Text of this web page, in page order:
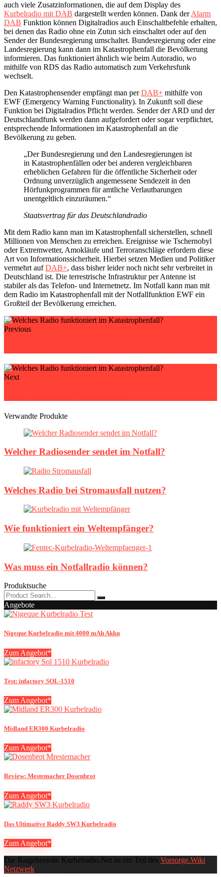
auch viele Zusatzinformationen, die auf dem Display des
Kurbelradio mit DAB dargestellt werden können. Dank derAlarm
DAB Funktion können Digitalradios auch Einschaltbefehle erhalten,
bei denen das Radio ohne ein Zutun sich einschaltet oder auf den
Sender der Bundesregierung umschaltet. Bundesregierung oder eine
Landesregierung kann dann im Katastrophenfall die Bevölkerung
informieren. Das funktioniert ähnlich wie beim Autoradio, wo
mithilfe von RDS das Radio automatisch zum Verkehrsfunk
wechselt.
Den Katastrophensender empfängt man perDAB+ mithilfe von
EWF (Emergency Warning Functionality). In Zukunft soll diese
Funktion bei Digitalradios Pflicht werden. Sender der ARD und der
Deutschlandfunk werden dann aufgefordert oder sogar verpflichtet,
entsprechende Informationen im Katastrophenfall an die
Bevölkerung zu geben.
„Der Bundesregierung und den Landesregierungen ist
in Katastrophenfällen oder bei anderen vergleichbaren
erheblichen Gefahren für die öffentliche Sicherheit oder
Ordnung unverzüglich angemessene Sendezeit in den
Hörfunkprogrammen für amtliche Verlautbarungen
unentgeltlich einzuräumen.“
Staatsvertrag für das Deutschlandradio
Mit dem Radio kann man im Katastrophenfall sicherstellen, schnell
Millionen von Menschen zu erreichen. Ereignisse wie Tschernobyl
oder Extremwetter, Amokläufe und Terroranschläge erfordern diese
Art von Informationssicherheit. Hierbei setzen Medien und Politiker
vermehrt aufDAB+, dass bisher leider noch nicht sehr verbreitet in
Deutschland ist. Die terrestrische Infrastruktur per Antenne ist
stabiler als das Telefon- und Internetnetz. Im Notfall kann man mit
dem Radio im Katastrophenfall mit der Notfallfunktion EWF ein
Großteil der Bevölkerung erreichen.
Previous
Next
Verwandte Produkte
Welcher Radiosender sendet im Notfall?
Welches Radio bei Stromausfall nutzen?
Wie funktioniert ein Weltempfänger?
Was muss ein Notfallradio können?
Produktsuche
Angebote
Nigeque Kurbelradio mit 4000 mAh Akku
Zum Angebot*
Test: infactory SOL-1510
Zum Angebot*
Midland ER300 Kurbelradio
Zum Angebot*
Review: Mestemacher Dosenbrot
Zum Angebot*
Das Ultimative Raddy SW3 Kurbelradio
Zum Angebot*
Die Ratgeberseite Kurbelradio.Net ist ein Teil des Vorsorge.Wiki
Netzwerk.